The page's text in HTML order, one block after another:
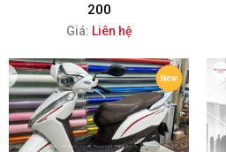
200
Giá: Liên hệ